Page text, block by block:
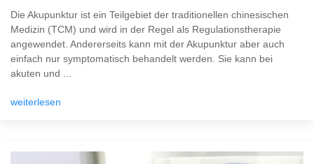
Die Akupunktur ist ein Teilgebiet der traditionellen chinesischen
Medizin (TCM) und wird in der Regel als Regulationstherapie
angewendet. Andererseits kann mit der Akupunktur aber auch
einfach nur symptomatisch behandelt werden. Sie kann bei
akuten und ...
weiterlesen